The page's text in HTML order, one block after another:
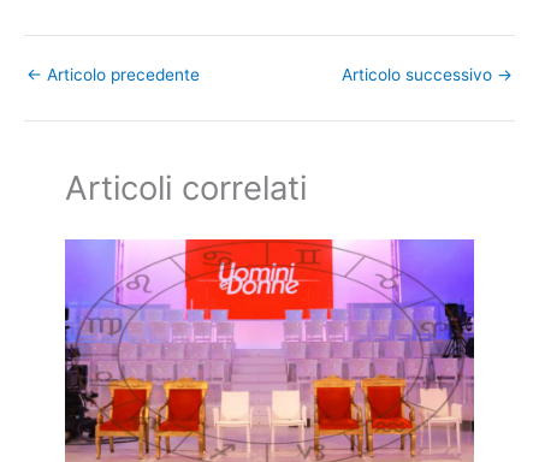
← Articolo precedente Articolo successivo →
Articoli correlati